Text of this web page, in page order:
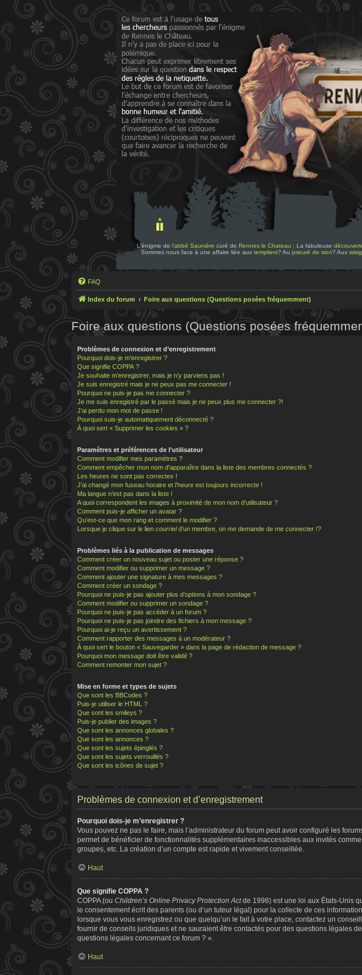
L'énigme de l'abbé Saunière curé de Rennes le Chateau : La fabuleuse
Sommes nous face à une affaire liée aux templiers? Au prieuré de sion? Aux
FAQ
Index du forum Foire aux questions (Questions posées fréquemment)
Foire aux questions (Questions posées
Problèmes de connexion et d’enregistrement
Pourquoi dois-je m’enregistrer ?
Que signifie COPPA ?
Je souhaite m’enregistrer, mais je n’y parviens pas !
Je suis enregistré mais je ne peux pas me connecter !
Pourquoi ne puis-je pas me connecter ?
Je me suis enregistré par le passé mais je ne peux plus me connecter ?!
J’ai perdu mon mot de passe !
Pourquoi suis-je automatiquement déconnecté ?
À quoi sert « Supprimer les cookies » ?
Paramètres et préférences de l’utilisateur
Comment modifier mes paramètres ?
Comment empêcher mon nom d’apparaître dans la liste des membres connectés ?
Les heures ne sont pas correctes !
J’ai changé mon fuseau horaire et l’heure est toujours incorrecte !
Ma langue n’est pas dans la liste !
A quoi correspondent les images à proximité de mon nom d’utilisateur ?
Comment puis-je afficher un avatar ?
Qu’est-ce que mon rang et comment le modifier ?
Lorsque je clique sur le lien courrield’un membre, on me demande de me connecter !?
Problèmes liés à la publication de messages
Comment créer un nouveau sujet ou poster une réponse ?
Comment modifier ou supprimer un message ?
Comment ajouter une signature à mes messages ?
Comment créer un sondage ?
Pourquoi ne puis-je pas ajouter plus d’options à mon sondage ?
Comment modifier ou supprimer un sondage ?
Pourquoi ne puis-je pas accéder à un forum ?
Pourquoi ne puis-je pas joindre des fichiers à mon message ?
Pourquoi ai-je reçu un avertissement ?
Comment rapporter des messages à un modérateur ?
À quoi sert le bouton « Sauvegarder » dans la page de rédaction de message ?
Pourquoi mon message doit être validé ?
Comment remonter mon sujet ?
Mise en forme et types de sujets
Que sont les BBCodes ?
Puis-je utiliser le HTML ?
Que sont les smileys ?
Puis-je publier des images ?
Que sont les annonces globales ?
Que sont les annonces ?
Que sont les sujets épinglés ?
Que sont les sujets verrouillés ?
Que sont les icônes de sujet ?
Problèmes de connexion et d’enregistrement
Pourquoi dois-je m’enregistrer ?
Vous pouvez ne pas le faire, mais l’administrateur du forum peut avoir configuré les
permet de bénéficier de fonctionnalités supplémentaires inaccessibles aux invités
groupes, etc. La création d’un compte est rapide et vivement conseillée.
Haut
Que signifie COPPA ?
COPPA (ou Children’s Online Privacy Protection Actde 1998) est une loi aux États-Unis
le consentement écrit des parents (ou d’un tuteur légal) pour la collecte de ces
lorsque vous vous enregistrez ou que quelqu’un le fait à votre place, contactez un
fournir de conseils juridiques et ne sauraient être contactés pour des questions légales
questions légales concernant ce forum ? ».
Haut